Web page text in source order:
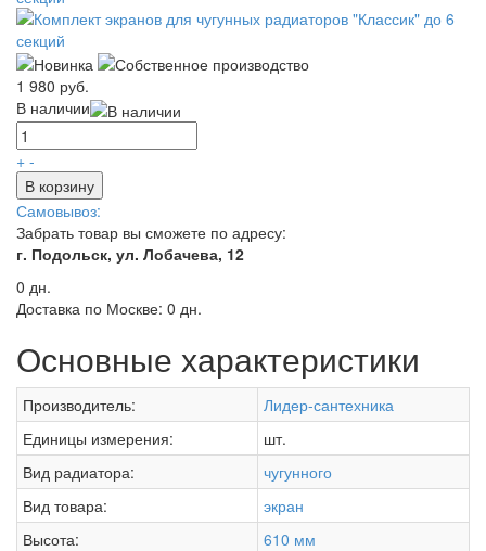
1 980 руб.
В наличии
+ -
В корзину
Самовывоз:
Забрать товар вы сможете по адресу:
г. Подольск, ул. Лобачева, 12
0 дн.
Доставка по Москве: 0 дн.
Основные характеристики
Производитель:
Лидер-сантехника
Единицы измерения:
шт.
Вид радиатора:
чугунного
Вид товара:
экран
Высота:
610 мм